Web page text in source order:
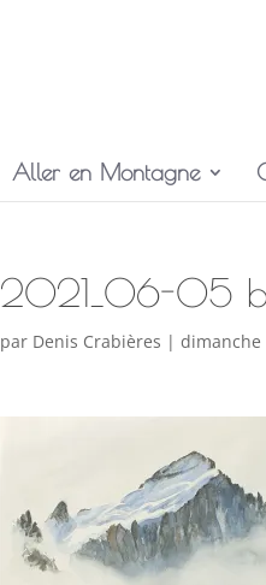
Aller en Montagne
2021_06-05
par Denis Crabières |dimanche